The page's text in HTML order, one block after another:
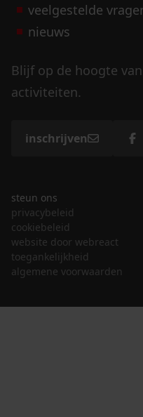
veelgestelde
nieuws
Blijf op de hoogte
activiteiten.
inschrijven
steun ons
privacybeleid
cookiebeleid
website door webreact
toegankelijkheid
algemene voorwaarden